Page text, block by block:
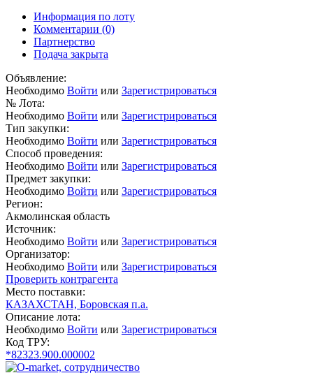
Информация по лоту
Комментарии (0)
Партнерство
Подача закрыта
Объявление:
Необходимо Войти или Зарегистрироваться
№ Лота:
Необходимо Войти или Зарегистрироваться
Тип закупки:
Необходимо Войти или Зарегистрироваться
Способ проведения:
Необходимо Войти или Зарегистрироваться
Предмет закупки:
Необходимо Войти или Зарегистрироваться
Регион:
Акмолинская область
Источник:
Необходимо Войти или Зарегистрироваться
Организатор:
Необходимо Войти или Зарегистрироваться
Проверить контрагента
Место поставки:
КАЗАХСТАН, Боровская п.а.
Описание лота:
Необходимо Войти или Зарегистрироваться
Код ТРУ:
*82323.900.000002